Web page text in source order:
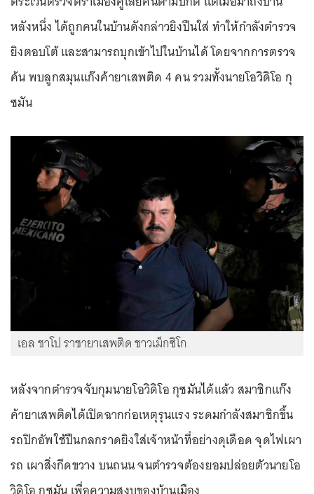
หลังหนึ่ง ได้ถูกคนในบ้านดังกล่าวยิงปืนใส่ ทำให้กำลังตำรวจ
ยิงตอบโต้ และสามารถบุกเข้าไปในบ้านได้ โดยจากการตรวจ
ค้น พบลูกสมุนแก๊งค้ายาเสพติด 4 คน รวมทั้งนายโอวิดิโอ กุ
ซมัน
เอล ชาโป ราชายาเสพติด ชาวเม็กซิโก
หลังจากตำรวจจับกุมนายโอวิดิโอ กุซมันได้แล้ว สมาชิกแก๊ง
ค้ายาเสพติดได้เปิดฉากก่อเหตุรุนแรง ระดมกำลังสมาชิกขึ้น
รถปิกอัพใช้ปืนกลกราดยิงใส่เจ้าหน้าที่อย่างดุเดือด จุดไฟเผา
รถ เผาสิ่งกีดขวาง บนถนน จนตำรวจต้องยอมปล่อยตัวนายโอ